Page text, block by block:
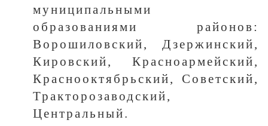
муниципальными
образованиями районов:
Ворошиловский, Дзержинский,
Кировский, Красноармейский,
Краснооктябрьский, Советский,
Тракторозаводский,
Центральный.